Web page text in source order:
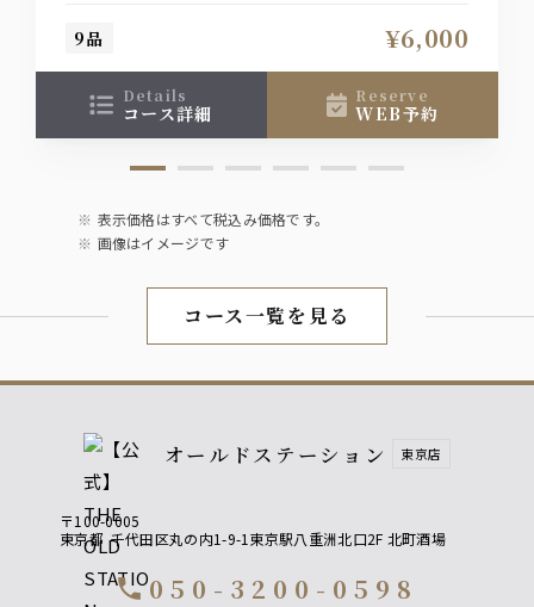
■グレープフルーツサワー
■ウーロンハイ
ソフトドリンク
■オレンジ■グレープフルーツ
題プランがついたBEER＆GRILL特別コース！『黒
お楽しみください。
9品 ¥6,000
details
コース詳細
reserve
WEB予約
表示価格はすべて税込み価格です。
画像はイメージです
コース一覧を見る
オールドステーション 東京店
〒100-0005
東京都 千代田区丸の内1-9-1東京駅八重洲北口2F 北町酒場
call050-3200-0598